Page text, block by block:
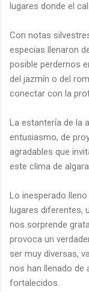
lugares donde el
Con notas
especias llenaron
posible perdernos
del jazmín o del
conectar con la
La estantería de la
entusiasmo, de
agradables que
este clima de
Lo inesperado
lugares diferentes,
nos sorprende
provoca un
ser muy diversas,
nos han llenado de
fortalecidos.